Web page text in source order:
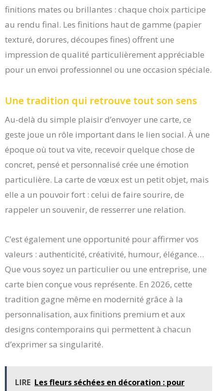
finitions mates ou brillantes : chaque choix participe
au rendu final. Les finitions haut de gamme (papier
texturé, dorures, découpes fines) offrent une
impression de qualité particulièrement appréciable
pour un envoi professionnel ou une occasion spéciale.
Une tradition qui retrouve tout son sens
Au-delà du simple plaisir d’envoyer une carte, ce
geste joue un rôle important dans le lien social. À une
époque où tout va vite, recevoir quelque chose de
concret, pensé et personnalisé crée une émotion
particulière. La carte de vœux est un petit objet, mais
elle a un pouvoir fort : celui de faire sourire, de
rappeler un souvenir, de resserrer une relation.
C’est également une opportunité pour affirmer vos
valeurs : authenticité, créativité, humour, élégance…
Que vous soyez un particulier ou une entreprise, une
carte bien conçue vous représente. En 2026, cette
tradition gagne même en modernité grâce à la
personnalisation, aux finitions premium et aux
designs contemporains qui permettent à chacun
d’exprimer sa singularité.
LIRE Les fleurs séchées en décoration : pour